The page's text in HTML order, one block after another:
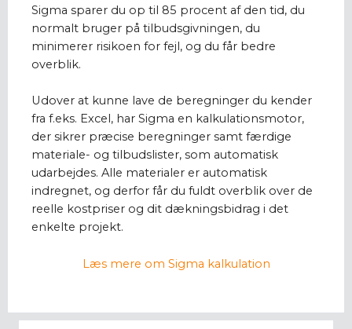
Sigma sparer du op til 85 procent af den tid, du
normalt bruger på tilbudsgivningen, du
minimerer risikoen for fejl, og du får bedre
overblik.
Udover at kunne lave de beregninger du kender
fra f.eks. Excel, har Sigma en kalkulationsmotor,
der sikrer præcise beregninger samt færdige
materiale- og tilbudslister, som automatisk
udarbejdes. Alle materialer er automatisk
indregnet, og derfor får du fuldt overblik over de
reelle kostpriser og dit dækningsbidrag i det
enkelte projekt.
Læs mere om Sigma kalkulation